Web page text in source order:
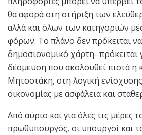
θα αφορά στη στήριξη των
αλλά και όλων των κατηγοριών
φόρων. Το πλάνο δεν πρόκειται να
δημοσιονομικό χάρτη- πρόκειται
δέσμευση που ακολουθεί πιστά η
Μητσοτάκη, στη λογική
οικονομίας με ασφάλεια και
Από αύριο και για όλες τις μέρες
πρωθυπουργός, οι υπουργοί και